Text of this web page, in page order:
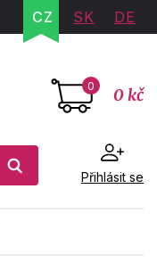
CZ SK DE
0 0 kč
Přihlásit se